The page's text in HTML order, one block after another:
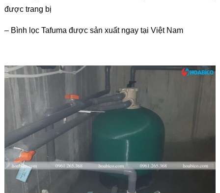
được trang bị
– Bình lọc Tafuma được sản xuất ngay tại Việt Nam